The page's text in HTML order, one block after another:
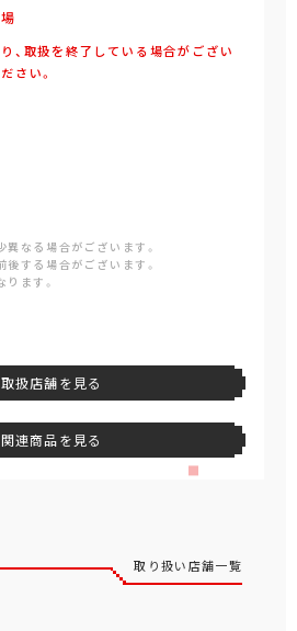
、取扱を終了している場合がござい
さい。
異なる場合がございます。
後する場合がございます。
ます。
取扱店舗を見る
関連商品を見る
取り扱い店舗一覧